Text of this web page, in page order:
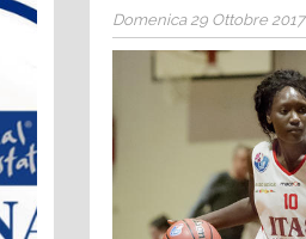
Domenica 29 Ottobre 2017